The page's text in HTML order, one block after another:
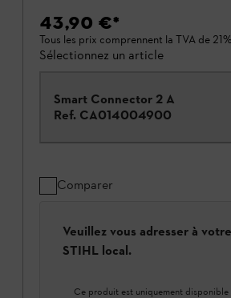
43,90 €*
Tous les prix comprennent la TVA de
Sélectionnez un article
Smart Connector 2 A
Ref. CA014004900
Comparer
Veuillez vous adresser à
STIHL local.
Ce produit est uniquement disponible